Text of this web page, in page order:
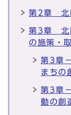
第2章 北
第3章 北
の施策・
第3章
まちの
第3章
動の創